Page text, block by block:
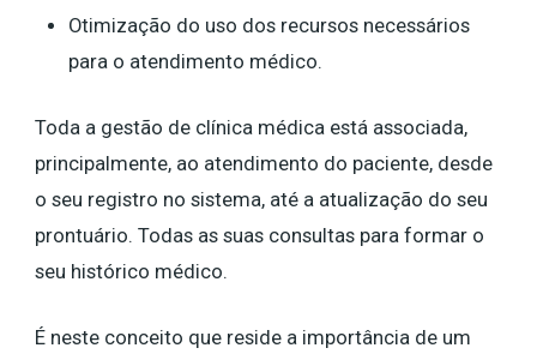
Otimização do uso dos recursos necessários
para o atendimento médico.
Toda a gestão de clínica médica está associada,
principalmente, ao atendimento do paciente, desde
o seu registro no sistema, até a atualização do seu
prontuário. Todas as suas consultas para formar o
seu histórico médico.
É neste conceito que reside a importância de um